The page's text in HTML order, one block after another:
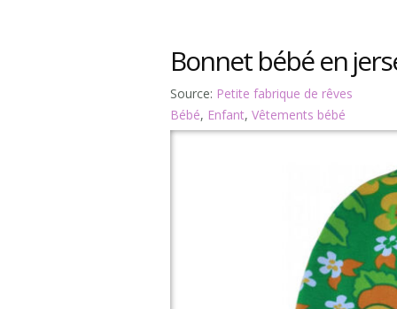
Bonnet bébé en
Source: Petite fabrique de rêves
Bébé, Enfant, Vêtements bébé